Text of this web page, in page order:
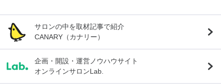
サロンの中を取材記事で紹介
CANARY（カナリー）
企画・開設・運営ノウハウサイト
オンラインサロンLab.